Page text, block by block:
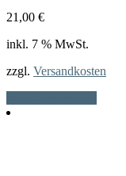
21,00 €
inkl. 7 % MwSt.
zzgl. Versandkosten